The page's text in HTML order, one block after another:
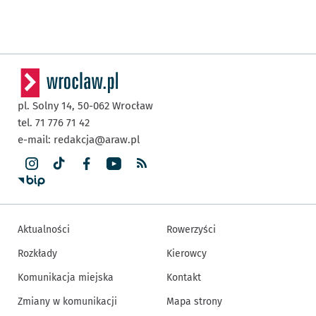
pl. Solny 14, 50-062 Wrocław
tel. 71 776 71 42
e-mail: redakcja@araw.pl
Aktualności
Rozkłady
Komunikacja miejska
Zmiany w komunikacji
Rowerzyści
Kierowcy
Kontakt
Mapa strony